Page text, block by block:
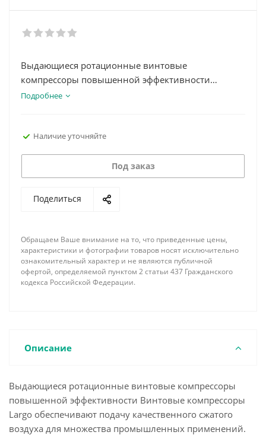
Выдающиеся ротационные винтовые
компрессоры повышенной эффективности
Винтовые компрессоры Largo обеспечивают
линейка продукции появилась в результате
создание высококлассных машин повышенной
эффективности.
Подробнее
Наличие уточняйте
Под заказ
Поделиться
Обращаем Ваше внимание на то, что приведенные цены,
характеристики и фотографии товаров носят исключительно
ознакомительный характер и не являются публичной
офертой, определяемой пунктом 2 статьи 437 Гражданского
кодекса Российской Федерации.
Описание
Выдающиеся ротационные винтовые компрессоры
повышенной эффективности Винтовые компрессоры
Largo обеспечивают подачу качественного сжатого
воздуха для множества промышленных применений.